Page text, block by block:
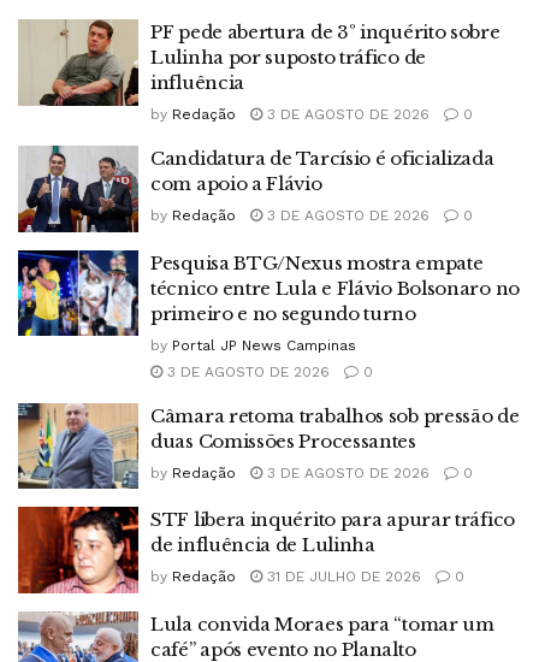
PF pede abertura de 3º inquérito sobre
Lulinha por suposto tráfico de
influência
by Redação 3 DE AGOSTO DE 2026 0
Candidatura de Tarcísio é oficializada
com apoio a Flávio
by Redação 3 DE AGOSTO DE 2026 0
Pesquisa BTG/Nexus mostra empate
técnico entre Lula e Flávio Bolsonaro no
primeiro e no segundo turno
by Portal JP News Campinas
3 DE AGOSTO DE 2026
0
Câmara retoma trabalhos sob pressão de
duas Comissões Processantes
by Redação 3 DE AGOSTO DE 2026 0
STF libera inquérito para apurar tráfico
de influência de Lulinha
by Redação 31 DE JULHO DE 2026 0
Lula convida Moraes para “tomar um
café” após evento no Planalto